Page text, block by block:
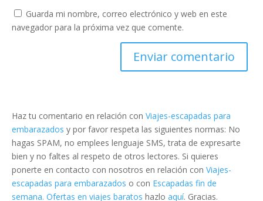
Guarda mi nombre, correo electrónico y web en este
navegador para la próxima vez que comente.
Haz tu comentario en relación con Viajes-escapadas para
embarazados y por favor respeta las siguientes normas: No
hagas SPAM, no emplees lenguaje SMS, trata de expresarte
bien y no faltes al respeto de otros lectores. Si quieres
ponerte en contacto con nosotros en relación con Viajes-
escapadas para embarazados o con Escapadas fin de
semana. Ofertas en viajes baratos hazlo aquí. Gracias.